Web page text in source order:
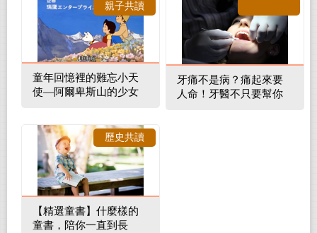
童年回憶裡的難忘小天
使—阿爾卑斯山的少女
親子共讀
牙痛不是病？痛起來要
人命！牙醫不只要幫你
【精選童書】什麼樣的
童書，陪你一直到長
歷史共讀